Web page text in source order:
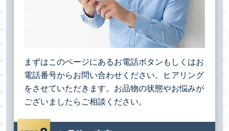
まずはこのページにあるお電話ボタンもしくはお
電話番号からお問い合わせください。ヒアリング
をさせていただきます。お品物の状態やお悩みが
ございましたらご相談ください。